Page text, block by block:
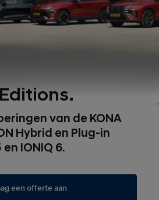
van de KONA
Hybrid en Plug-in
IONIQ 6.
een offerte aan